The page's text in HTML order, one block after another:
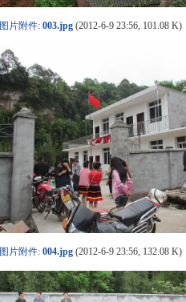
图片附件:003.jpg (2012-6-9 23:56, 101.08 K)
图片附件:004.jpg (2012-6-9 23:56, 132.08 K)